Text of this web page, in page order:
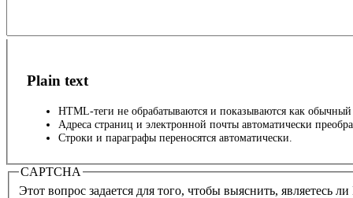
Plain text
HTML-теги не обрабатываются и показываются как обычный
Адреса страниц и электронной почты автоматически
Строки и параграфы переносятся автоматически.
CAPTCHA
Этот вопрос задается для того, чтобы выяснить, являетесь